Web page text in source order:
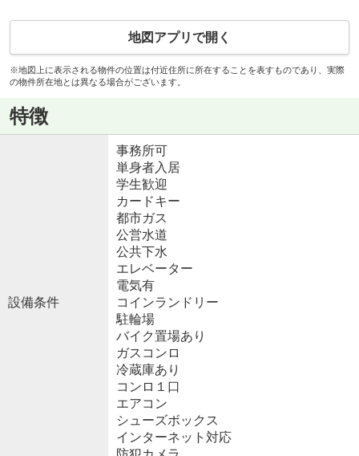
地図アプリで開く
※地図上に表示される物件の位置は付近住所に所在することを表すものであり、実際
の物件所在地とは異なる場合がございます。
特徴
設備条件
事務所可
単身者入居
学生歓迎
カードキー
都市ガス
公営水道
公共下水
エレベーター
電気有
コインランドリー
駐輪場
バイク置場あり
ガスコンロ
冷蔵庫あり
コンロ１口
エアコン
シューズボックス
インターネット対応